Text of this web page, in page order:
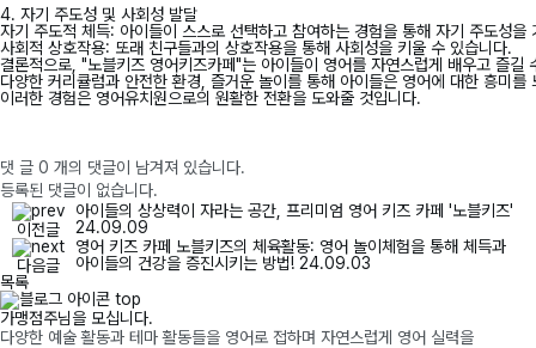
4. 자기 주도성 및 사회성 발달
자기 주도적 체득: 아이들이 스스로 선택하고 참여하는 경험을 통해 자기 주도성을
사회적 상호작용: 또래 친구들과의 상호작용을 통해 사회성을 키울 수 있습니다.
결론적으로, "노블키즈 영어키즈카페"는 아이들이 영어를 자연스럽게 배우고 즐길
다양한 커리큘럼과 안전한 환경, 즐거운 놀이를 통해 아이들은 영어에 대한 흥미
이러한 경험은 영어유치원으로의 원활한 전환을 도와줄 것입니다.
댓 글 0 개의 댓글이 남겨져 있습니다.
등록된 댓글이 없습니다.
이전글
아이들의 상상력이 자라는 공간, 프리미엄 영어 키즈 카페 '노블키즈'
24.09.09
다음글
영어 키즈 카페 노블키즈의 체육활동: 영어 놀이체험을 통해 체득과
아이들의 건강을 증진시키는 방법! 24.09.03
목록
top
가맹점주님을 모십니다.
다양한 예술 활동과 테마 활동들을 영어로 접하며 자연스럽게 영어 실력을